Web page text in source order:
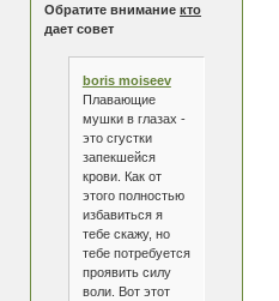
Обратите вниманиекто
дает совет
boris moiseev
Плавающие
мушки в глазах -
это сгустки
запекшейся
крови. Как от
этого полностью
избавиться я
тебе скажу, но
тебе потребуется
проявить силу
воли. Вот этот